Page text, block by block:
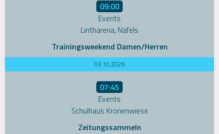
09:00
Events
Lintharena, Näfels
Trainingsweekend Damen/Herren
03.10.2026
07:45
Events
Schulhaus Kronenwiese
Zeitungssammeln